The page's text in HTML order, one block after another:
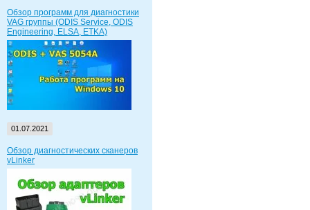
Обзор программ для диагностики
VAG группы (ODIS Service, ODIS
Engineering, ELSA, ETKA)
01.07.2021
Обзор диагностических сканеров
vLinker